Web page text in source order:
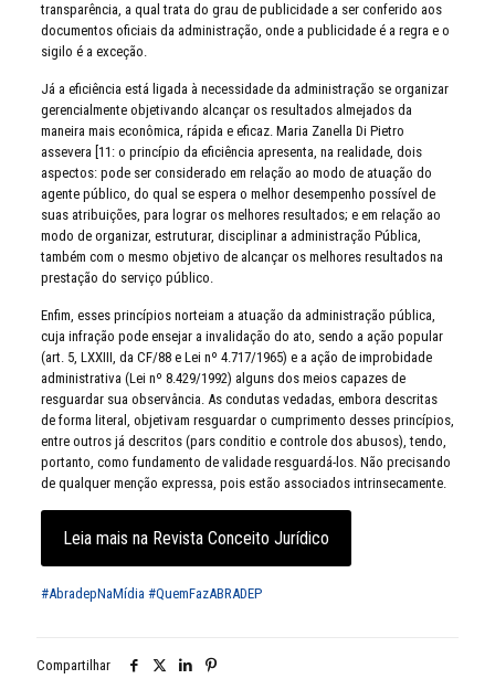
transparência, a qual trata do grau de publicidade a ser conferido aos
documentos oficiais da administração, onde a publicidade é a regra e o
sigilo é a exceção.
Já a eficiência está ligada à necessidade da administração se organizar
gerencialmente objetivando alcançar os resultados almejados da
maneira mais econômica, rápida e eficaz. Maria Zanella Di Pietro
assevera [11: o princípio da eficiência apresenta, na realidade, dois
aspectos: pode ser considerado em relação ao modo de atuação do
agente público, do qual se espera o melhor desempenho possível de
suas atribuições, para lograr os melhores resultados; e em relação ao
modo de organizar, estruturar, disciplinar a administração Pública,
também com o mesmo objetivo de alcançar os melhores resultados na
prestação do serviço público.
Enfim, esses princípios norteiam a atuação da administração pública,
cuja infração pode ensejar a invalidação do ato, sendo a ação popular
(art. 5, LXXIII, da CF/88 e Lei nº 4.717/1965) e a ação de improbidade
administrativa (Lei nº 8.429/1992) alguns dos meios capazes de
resguardar sua observância. As condutas vedadas, embora descritas
de forma literal, objetivam resguardar o cumprimento desses princípios,
entre outros já descritos (pars conditio e controle dos abusos), tendo,
portanto, como fundamento de validade resguardá-los. Não precisando
de qualquer menção expressa, pois estão associados intrinsecamente.
Leia mais na Revista Conceito Jurídico
#AbradepNaMídia #QuemFazABRADEP
Compartilhar